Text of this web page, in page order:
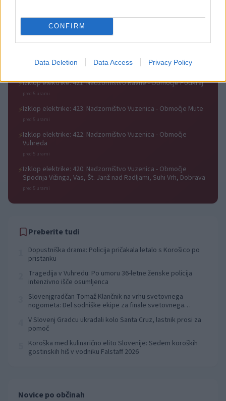
CONFIRM
Data Deletion Data Access Privacy Policy
svojim bendom
Obvestila
Izklop elektrike: 424. Nadzorništvo Vuzenica - Območje Orlice
⚡Izklop elektrike: 421. Nadzorništvo Ravne - Območje Podkraj
pred 5 urami
⚡Izklop elektrike: 423. Nadzorništvo Vuzenica - Območje Mute
pred 5 urami
⚡Izklop elektrike: 422. Nadzorništvo Vuzenica - Območje
Vuhreda
pred 5 urami
⚡Izklop elektrike: 420. Nadzorništvo Vuzenica - Območje
Spodnja Vižinga, Vas, Št. Janž nad Radljami, Suhi Vrh, Dobrava
pred 5 urami
Preberite tudi
Dopustniška drama: Policija pričakala letalo s Korošico po
pristanku
Tragedija v Vuhredu: Po umoru 36-letne ženske policija
intenzivno išče osumljenca
Slovenjgradčan Tomaž Klančnik na vrhu svetovnega
nogometa: Del sodniške ekipe za finale svetovnega
V Slovenj Gradcu ukradali kolo Santa Cruz, lastnik prosi za
pomoč
Koroška med kulinarično elito Slovenije: Sedem koroških
gostinskih hiš v vodniku Falstaff 2026
Novice po občinah